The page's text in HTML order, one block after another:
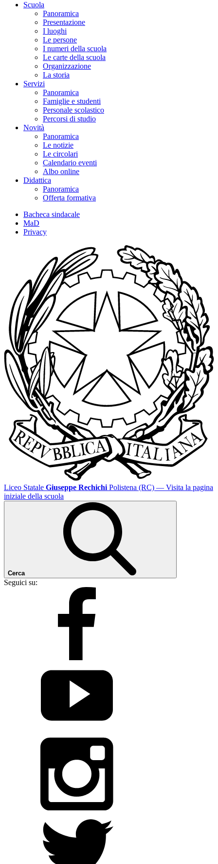
Scuola
Panoramica
Presentazione
I luoghi
Le persone
I numeri della scuola
Le carte della scuola
Organizzazione
La storia
Servizi
Panoramica
Famiglie e studenti
Personale scolastico
Percorsi di studio
Novità
Panoramica
Le notizie
Le circolari
Calendario eventi
Albo online
Didattica
Panoramica
Offerta formativa
Bacheca sindacale
MaD
Privacy
Liceo Statale Giuseppe Rechichi Polistena (RC) — Visita la pagina
iniziale della scuola
Cerca
Seguici su: